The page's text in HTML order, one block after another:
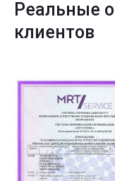
Реальные
клиентов